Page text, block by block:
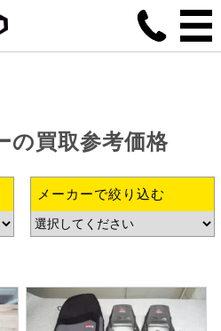
の買取参考価格
メーカーで絞り込む